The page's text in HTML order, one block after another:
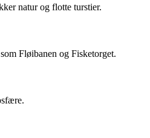
natur og flotte turstier.
Fløibanen og Fisketorget.